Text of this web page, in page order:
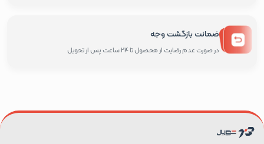
ضمانت بازگشت وجه
در صورت عدم رضایت از محصول تا 24 ساعت پس از تحویل